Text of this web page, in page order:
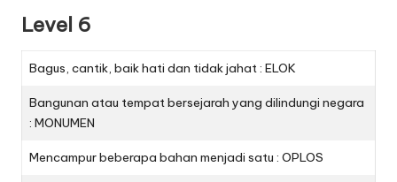
Level 6
Bagus, cantik, baik hati dan tidak jahat : ELOK
Bangunan atau tempat bersejarah yang dilindungi negara
: MONUMEN
Mencampur beberapa bahan menjadi satu : OPLOS